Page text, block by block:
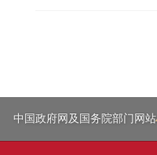
中国政府网及国务院部门网站